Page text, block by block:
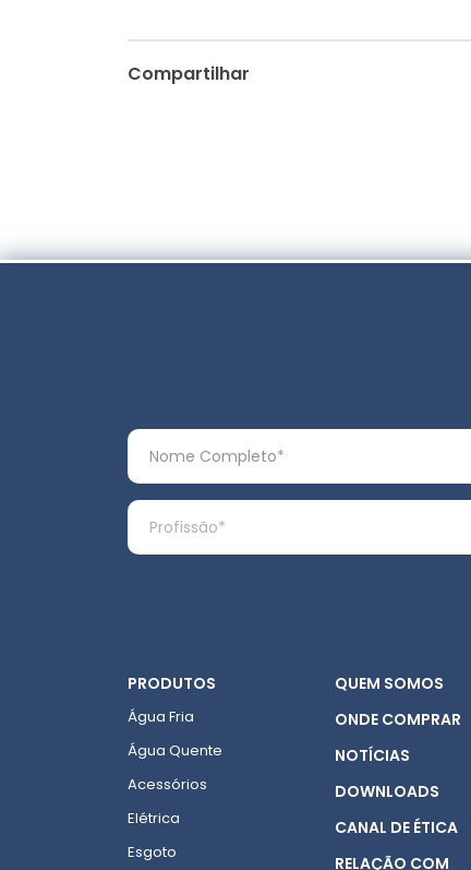
Compartilhar
PRODUTOS
Água Fria
Água Quente
Acessórios
Elétrica
Esgoto
QUEM SOMOS
ONDE COMPRAR
NOTÍCIAS
DOWNLOADS
CANAL DE ÉTICA
RELAÇÃO COM